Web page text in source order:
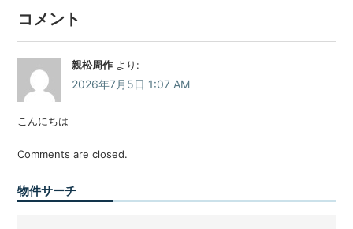
コメント
親松周作 より:
2026年7月5日 1:07 AM
こんにちは
Comments are closed.
物件サーチ